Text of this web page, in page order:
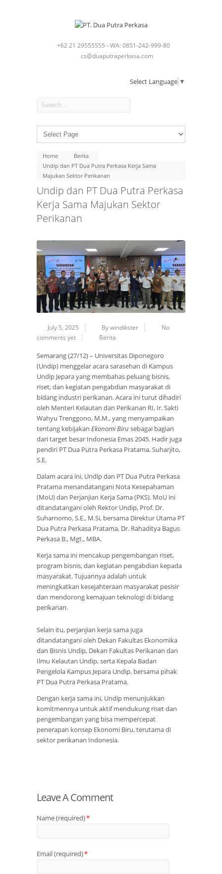
+62 21 29555555 - WA: 0851-242-999-80
cs@duaputraperkasa.com
Select Language ▼
Home
Berita
Undip dan PT Dua Putra Perkasa Kerja Sama
Majukan Sektor Perikanan
Undip dan PT Dua Putra Perkasa
Kerja Sama Majukan Sektor
Perikanan
July 5, 2025 By windikster
No
comments yet
Berita
Semarang (27/12) – Universitas Diponegoro
(Undip) menggelar acara sarasehan di Kampus
Undip Jepara yang membahas peluang bisnis,
riset, dan kegiatan pengabdian masyarakat di
bidang industri perikanan. Acara ini turut dihadiri
oleh Menteri Kelautan dan Perikanan RI, Ir. Sakti
Wahyu Trenggono, M.M., yang menyampaikan
tentang kebijakan Ekonomi Biru sebagai bagian
dari target besar Indonesia Emas 2045. Hadir juga
pendiri PT Dua Putra Perkasa Pratama, Suharjito,
S.E.
Dalam acara ini, Undip dan PT Dua Putra Perkasa
Pratama menandatangani Nota Kesepahaman
(MoU) dan Perjanjian Kerja Sama (PKS). MoU ini
ditandatangani oleh Rektor Undip, Prof. Dr.
Suharnomo, S.E., M.Si, bersama Direktur Utama PT
Dua Putra Perkasa Pratama, Dr. Rahaditya Bagus
Perkasa B., Mgt., MBA.
Kerja sama ini mencakup pengembangan riset,
program bisnis, dan kegiatan pengabdian kepada
masyarakat. Tujuannya adalah untuk
meningkatkan kesejahteraan masyarakat pesisir
dan mendorong kemajuan teknologi di bidang
perikanan.
Selain itu, perjanjian kerja sama juga
ditandatangani oleh Dekan Fakultas Ekonomika
dan Bisnis Undip, Dekan Fakultas Perikanan dan
Ilmu Kelautan Undip, serta Kepala Badan
Pengelola Kampus Jepara Undip, bersama pihak
PT Dua Putra Perkasa Pratama.
Dengan kerja sama ini, Undip menunjukkan
komitmennya untuk aktif mendukung riset dan
pengembangan yang bisa mempercepat
penerapan konsep Ekonomi Biru, terutama di
sektor perikanan Indonesia.
Leave A Comment
Name (required)*
Email (required)*